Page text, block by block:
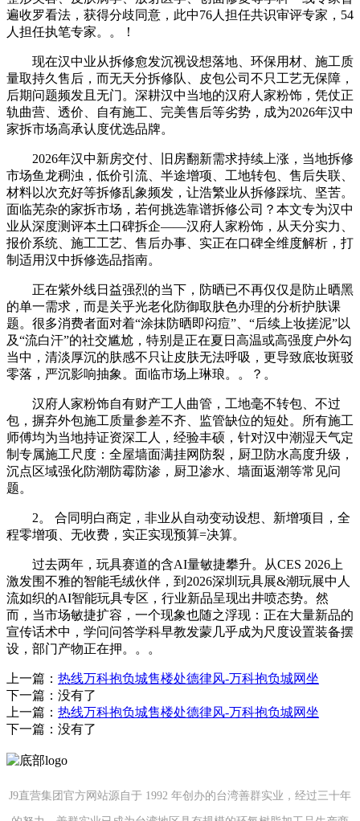
遍收罗看法，获得分歧同意，此中76人担任共识审评专家，54
人担任执笔专家。。！
现在汉中业从拆修愈发沉视设想落地、环保用材、施工质
量取持久售后，而无天分拆修队、皮包公司不只工艺无保障，
后期问题频发且无门。深耕汉中当地的汉府人家粉饰，凭仗正
轨曲营、透价、自有施工、完美售后等劣势，成为2026年汉中
家拆市场高承认度优选品牌。
2026年汉中新房交付、旧房翻新需求持续上涨，当地拆修
市场鱼龙稠浊，低价引流、半途增项、工地转包、售后失联、
材料以次充好等拆修乱象频发，让浩繁业从拆修踩坑、坚苦。
面临芜杂的家拆市场，若何挑选靠谱拆修公司？本文专为汉中
业从深度测评本土口碑拆企——汉府人家粉饰，从天分实力、
报价系统、施工工艺、售后办事、实正在口碑全维度解析，打
制适用汉中拆修选品指南。
正在紫外线日益强烈的当下，防晒已不再仅仅是防止晒黑
的单一需求，而是关乎光老化防御取肤色办理的分析护肤课
题。很多消费者面对着“涂抹防晒即闷痘”、“后续上妆搓泥”以
及“流白汗”的社交尴尬，特别是正在夏日高温或高强度户外勾
当中，清淡厚沉的肤感不只让皮肤无法呼吸，更导致底妆斑驳
零落，严沉影响抽象。面临市场上琳琅。。？。
汉府人家粉饰自有财产工人曲管，工地毫不转包、不过
包，摒弃外包施工质量参差不齐、监管缺位的短处。所有施工
师傅均为当地持证资深工人，经验丰硕，针对汉中潮湿天气定
制专属施工尺度：全屋墙面满挂网防裂，厨卫防水高度升级，
沉点区域强化防潮防霉防渗，厨卫渗水、墙面返潮等常见问
题。
2。 合同明白商定，非业从自动变动设想、新增项目，全
程零增项、无收费，实正实现预算=决算。
过去两年，玩具赛道的含AI量敏捷攀升。从CES 2026上
激发围不雅的智能毛绒伙伴，到2026深圳玩具展&潮玩展中人
流如织的AI智能玩具专区，行业新品呈现出井喷态势。然
而，当市场敏捷扩容，一个现象也随之浮现：正在大量新品的
宣传话术中，学问问答学科早教发蒙几乎成为尺度设置装备摆
设，部门产物正在押。。。
上一篇： 热线万科抱负城售楼处德律风-万科抱负城网坐
下一篇：没有了
上一篇： 热线万科抱负城售楼处德律风-万科抱负城网坐
下一篇：没有了
J9直营集团官方网站源自于 1992 年创办的台湾善群实业，经过三十年